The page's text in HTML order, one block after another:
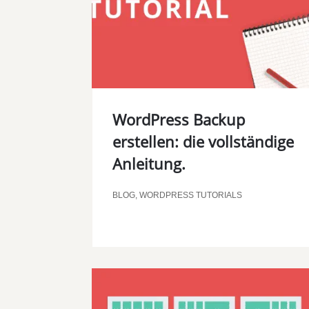
WordPress Backup
erstellen: die vollständige
Anleitung.
BLOG,WORDPRESS TUTORIALS